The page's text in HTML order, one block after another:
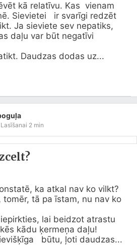
kā relatīvu. Kas  vienam
Sievietei   ir svarīgi redzēt
Ja sieviete sev nepatiks,
daļu var būt negatīvi
Daudzas dodas uz...
Lasīšanai 2 min
ka atkal nav ko vilkt?
tomēr, tā pa īstam, nu nav ko
lai beidzot atrastu
kādu ķermeņa daļu!
būtu, ļoti daudzas...